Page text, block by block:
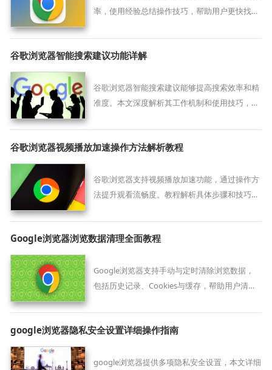
率，使用经验总结操作技巧，帮助用户更快找到
谷歌浏览器智能搜索建议功能详解
谷歌浏览器智能搜索建议能够提高搜索效率和精
准度。本文深度解析其工作机制和使用技巧，帮
谷歌浏览器视频播放加速操作方法解析教程
谷歌浏览器支持视频播放加速功能，通过操作方
法提升观看流畅度。教程解析具体步骤和技巧，
Google浏览器浏览数据清理全面教程
Google浏览器支持手动与定时清除浏览数据，
包括历史记录、Cookies与缓存，帮助用户清理
google浏览器隐私安全设置详细操作指南
google浏览器提供多项隐私安全设置，本文详细